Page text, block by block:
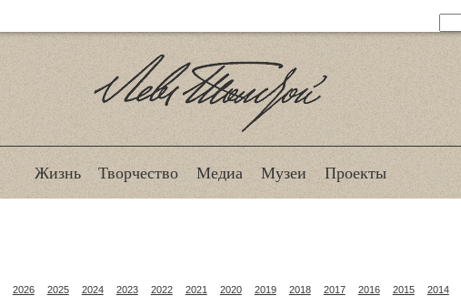
Лев Толстой
Жизнь Творчество Медиа Музеи Проекты
2026 2025 2024 2023 2022 2021 2020 2019 2018 2017 2016 2015 2014